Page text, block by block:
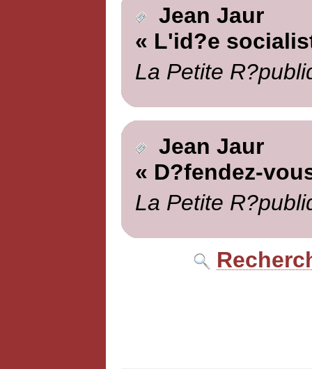
Jean Jaur
« L'id?e
La Petite
Jean Jaur
« D?fendez-
La Petite